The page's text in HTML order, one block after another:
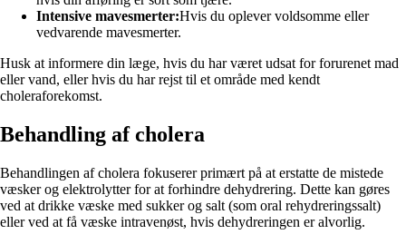
Intensive mavesmerter:Hvis du oplever voldsomme eller
vedvarende mavesmerter.
Husk at informere din læge, hvis du har været udsat for forurenet mad
eller vand, eller hvis du har rejst til et område med kendt
choleraforekomst.
Behandling af cholera
Behandlingen af cholera fokuserer primært på at erstatte de mistede
væsker og elektrolytter for at forhindre dehydrering. Dette kan gøres
ved at drikke væske med sukker og salt (som oral rehydreringssalt)
eller ved at få væske intravenøst, hvis dehydreringen er alvorlig.